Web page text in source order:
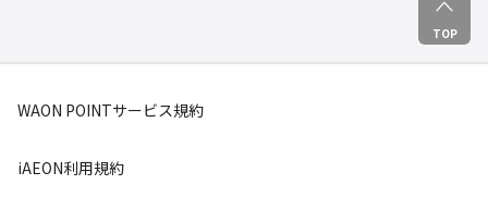
TOP
WAON POINTサービス規約
iAEON利用規約